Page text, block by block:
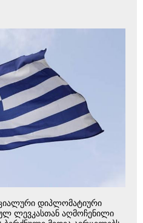
დიპლომატიური
ლევკასთან აღმოჩენილი